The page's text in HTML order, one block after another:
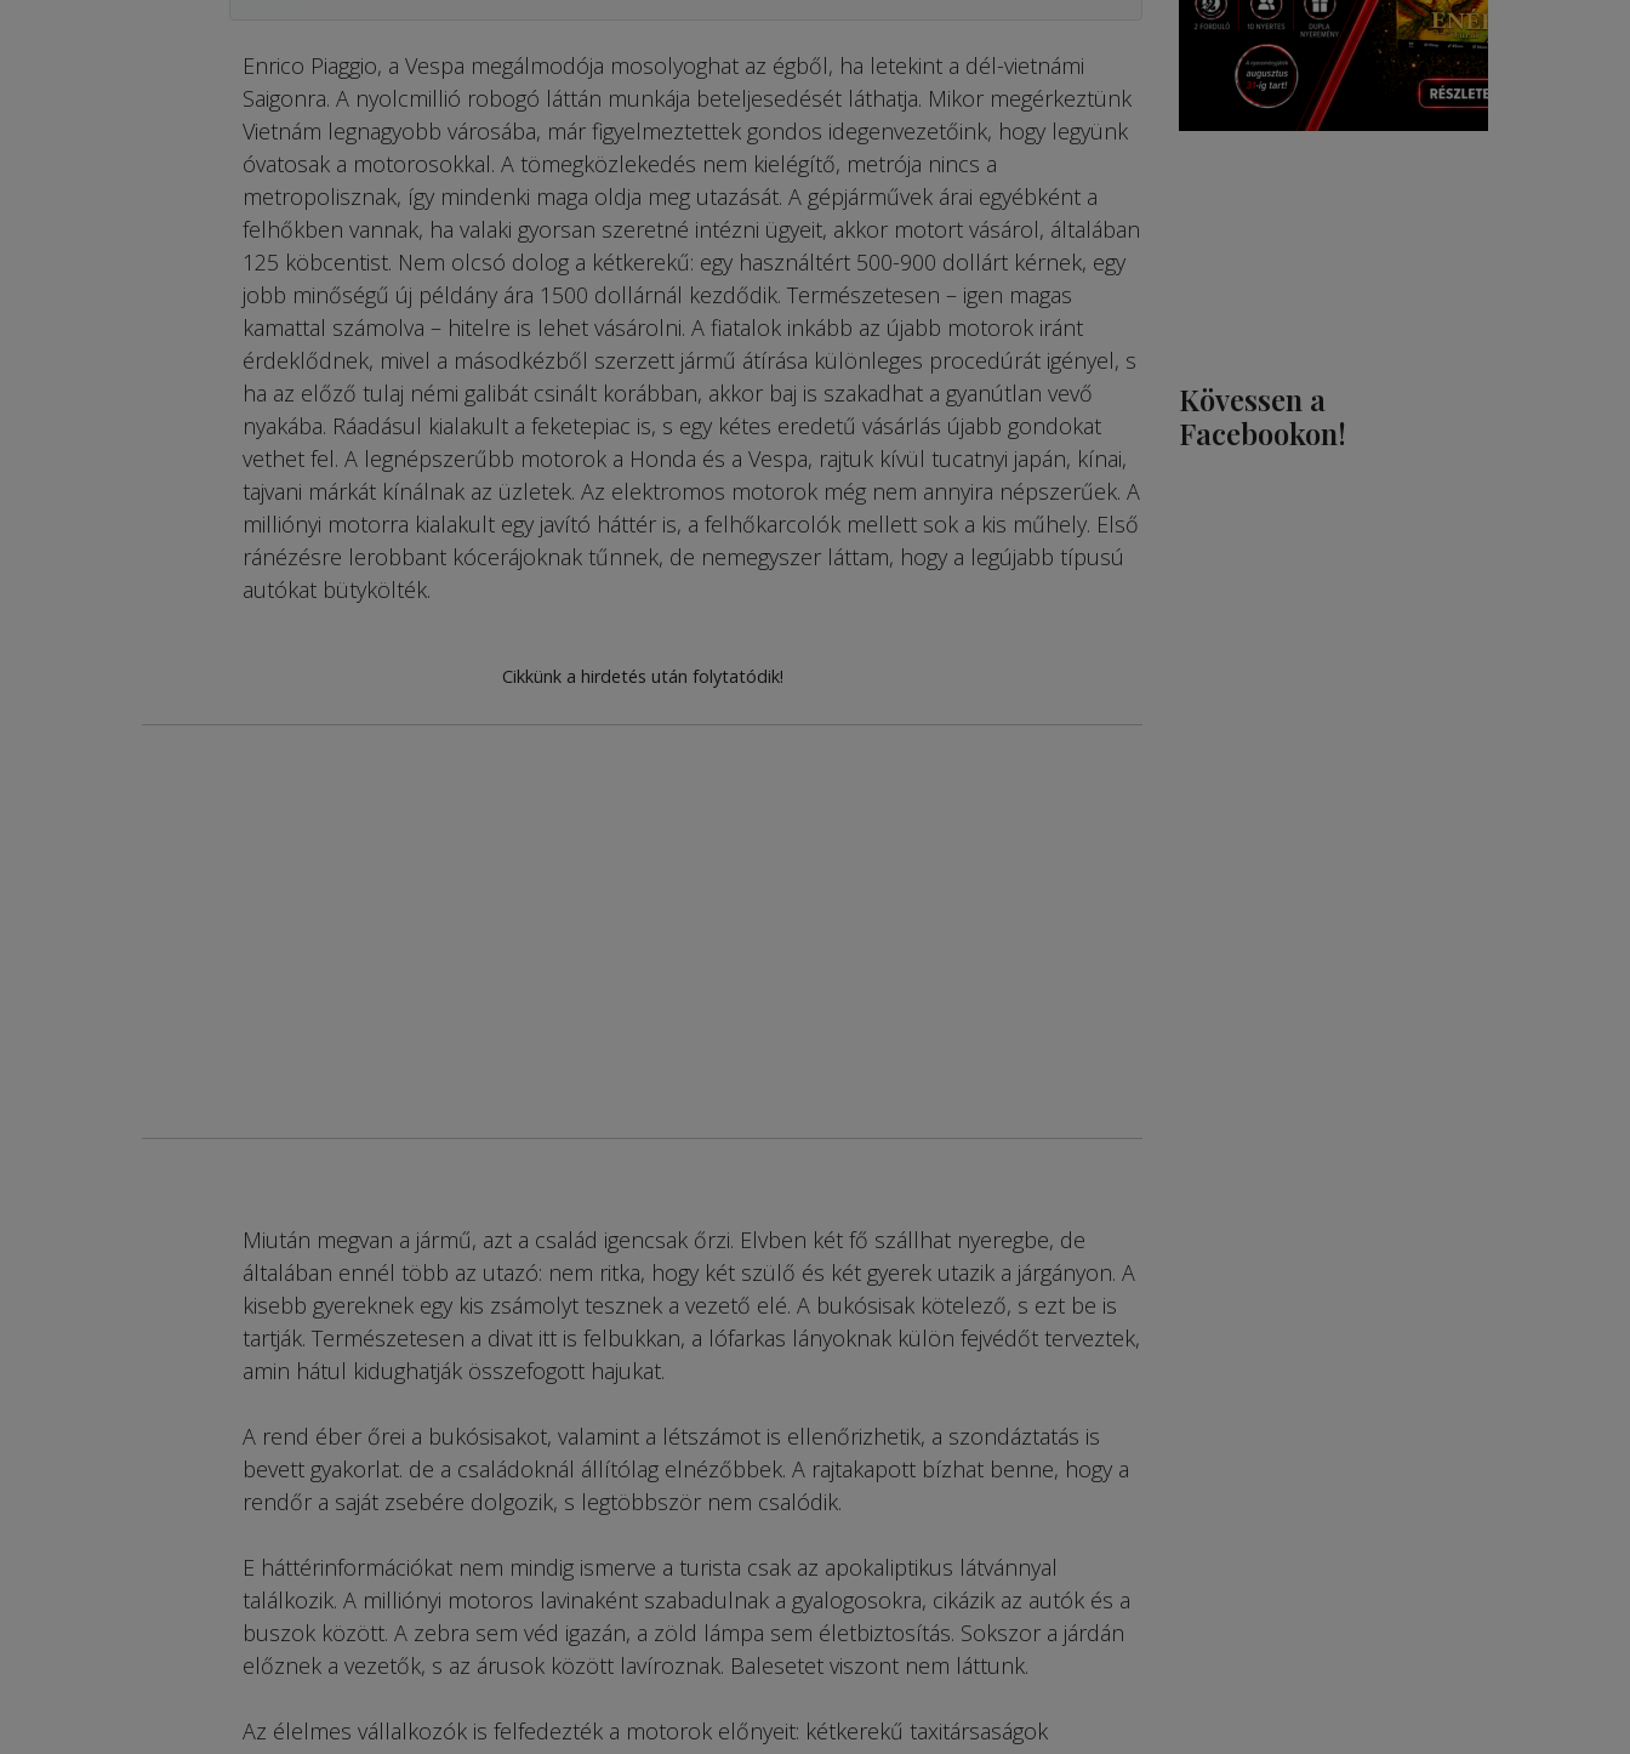
Enrico Piaggio, a Vespa megálmodója mosolyoghat az égből, ha letekint a dél-vietnámi
Saigonra. A nyolcmillió robogó láttán munkája beteljesedését láthatja. Mikor megérkeztünk
Vietnám legnagyobb városába, már figyelmeztettek gondos idegenvezetőink, hogy legyünk
óvatosak a motorosokkal. A tömegközlekedés nem kielégítő, metrója nincs a
metropolisznak, így mindenki maga oldja meg utazását. A gépjárművek árai egyébként a
felhőkben vannak, ha valaki gyorsan szeretné intézni ügyeit, akkor motort vásárol, általában
125 köbcentist. Nem olcsó dolog a kétkerekű: egy használtért 500-900 dollárt kérnek, egy
jobb minőségű új példány ára 1500 dollárnál kezdődik. Természetesen – igen magas
kamattal számolva – hitelre is lehet vásárolni. A fiatalok inkább az újabb motorok iránt
érdeklődnek, mivel a másodkézből szerzett jármű átírása különleges procedúrát igényel, s
ha az előző tulaj némi galibát csinált korábban, akkor baj is szakadhat a gyanútlan vevő
nyakába. Ráadásul kialakult a feketepiac is, s egy kétes eredetű vásárlás újabb gondokat
vethet fel. A legnépszerűbb motorok a Honda és a Vespa, rajtuk kívül tucatnyi japán, kínai,
tajvani márkát kínálnak az üzletek. Az elektromos motorok még nem annyira népszerűek. A
milliónyi motorra kialakult egy javító háttér is, a felhőkarcolók mellett sok a kis műhely. Első
ránézésre lerobbant kócerájoknak tűnnek, de nemegyszer láttam, hogy a legújabb típusú
autókat bütykölték.
Cikkünk a hirdetés után folytatódik!
Miután megvan a jármű, azt a család igencsak őrzi. Elvben két fő szállhat nyeregbe, de
általában ennél több az utazó: nem ritka, hogy két szülő és két gyerek utazik a járgányon. A
kisebb gyereknek egy kis zsámolyt tesznek a vezető elé. A bukósisak kötelező, s ezt be is
tartják. Természetesen a divat itt is felbukkan, a lófarkas lányoknak külön fejvédőt terveztek,
amin hátul kidughatják összefogott hajukat.
A rend éber őrei a bukósisakot, valamint a létszámot is ellenőrizhetik, a szondáztatás is
bevett gyakorlat. de a családoknál állítólag elnézőbbek. A rajtakapott bízhat benne, hogy a
rendőr a saját zsebére dolgozik, s legtöbbször nem csalódik.
E háttérinformációkat nem mindig ismerve a turista csak az apokaliptikus látvánnyal
találkozik. A milliónyi motoros lavinaként szabadulnak a gyalogosokra, cikázik az autók és a
buszok között. A zebra sem véd igazán, a zöld lámpa sem életbiztosítás. Sokszor a járdán
előznek a vezetők, s az árusok között lavíroznak. Balesetet viszont nem láttunk.
Az élelmes vállalkozók is felfedezték a motorok előnyeit: kétkerekű taxitársaságok
Kövessen a
Facebookon!